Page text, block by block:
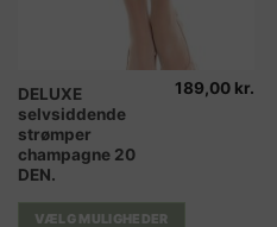
DELUXE
selvsiddende
strømper
champagne 20
DEN.
189,00 kr.
VÆLG MULIGHEDER
Dette
vare
har
flere
Mulighederne